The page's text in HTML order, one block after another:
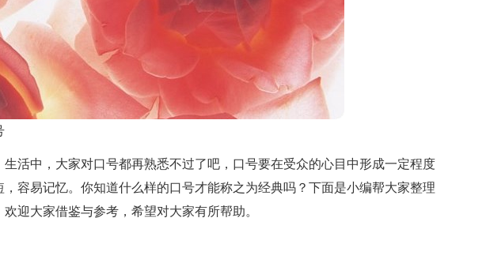
活中，大家对口号都再熟悉不过了吧，口号要在受众的心目中形成一定程度
容易记忆。你知道什么样的口号才能称之为经典吗？下面是小编帮大家整理
迎大家借鉴与参考，希望对大家有所帮助。